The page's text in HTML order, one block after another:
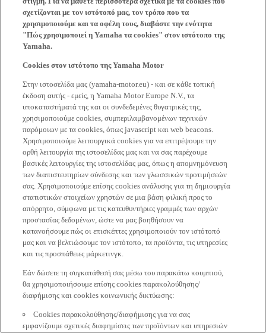
σχετίζονται με τον ιστότοπό μας, τον τρόπο που τα
χρησιμοποιούμε και τα οφέλη τους, διαβάστε την ενότητα
"Πώς χρησιμοποιεί η Yamaha τα cookies" στον ιστότοπο της
Yamaha.
Cookies στον ιστότοπο της Yamaha Motor
Στην ιστοσελίδα μας (yamaha-motor.eu) - και σε κάθε τοπική
έκδοση αυτής - εμείς, η Yamaha Motor Europe N.V., τα
υποκαταστήματά της και οι συνδεδεμένες θυγατρικές της,
χρησιμοποιούμε cookies, συμπεριλαμβανομένων τεχνικών
παρόμοιων με τα cookies, όπως javascript και web beacons.
Χρησιμοποιούμε λειτουργικά cookies για να επιτρέψουμε την
ορθή λειτουργία της ιστοσελίδας μας και να σας παρέχουμε
βασικές λειτουργίες της ιστοσελίδας μας, όπως η απομνημόνευση
των διαπιστευτηρίων σύνδεσης και των γλωσσικών προτιμήσεών
σας. Χρησιμοποιούμε επίσης cookies ανάλυσης για τη δημιουργία
στατιστικών στοιχείων χρηστών σε μια βάση φιλική προς το
απόρρητο, σύμφωνα με τις κατευθυντήριες γραμμές των αρχών
προστασίας δεδομένων, ώστε να μας βοηθήσουν να
κατανοήσουμε πώς οι επισκέπτες χρησιμοποιούν τον ιστότοπό
μας και να βελτιώσουμε τον ιστότοπο, τα προϊόντα, τις υπηρεσίες
και τις προσπάθειες μάρκετινγκ.
Εάν δώσετε τη συγκατάθεσή σας μέσω του παρακάτω κουμπιού,
θα χρησιμοποιήσουμε επίσης cookies παρακολούθησης/
διαφήμισης και cookies κοινωνικής δικτύωσης:
Cookies παρακολούθησης/διαφήμισης για να σας
εμφανίζουμε σχετικές διαφημίσεις των προϊόντων και υπηρεσιών